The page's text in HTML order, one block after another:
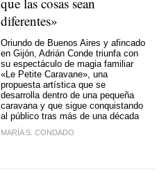
diferentes»
Oriundo de Buenos Aires y afincado
en Gijón, Adrián Conde triunfa con
su espectáculo de magia familiar
«Le Petite Caravane», una
propuesta artística que se
desarrolla dentro de una pequeña
caravana y que sigue conquistando
al público tras más de una década
MARÍA S. CONDADO